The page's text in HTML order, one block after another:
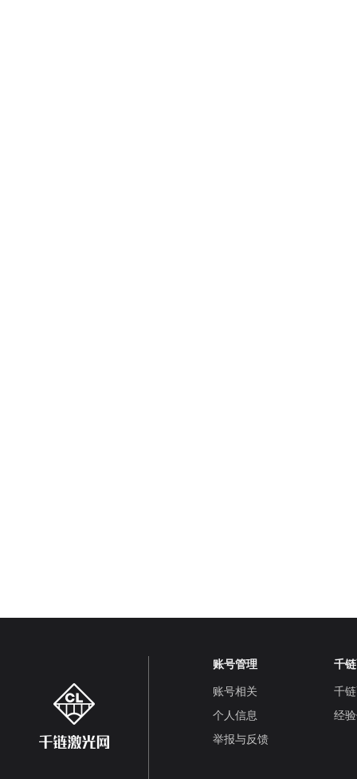
账号管理
账号相关
个人信息
举报与反馈
千
千
经